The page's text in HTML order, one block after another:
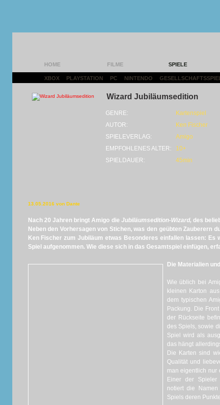
HOME FILME SPIELE
XBOX PLAYSTATION PC NINTENDO
Wizard Jubiläumsedition
GENRE:
Kartenspiel
AUTOR:
Ken Fischer
SPIELEVERLAG:
Amigo
EMPFOHLENES ALTER:
10+
SPIELDAUER:
45min
13.05.2016 von Dante
Nach 20 Jahren bringt Amigo die Jubiläumsedition-Wizard, des
Neben den Vorhersagen von Stichen, was den geübten Zauberern
Ken Fischer zum Jubiläum etwas Besonderes einfallen lassen: Es
Spiel aufgenommen. Wie diese sich in das Gesamtspiel einfügen,
Die Materialien
Wie üblich bei
kleinen Karton
dem typischen
Packung. Die
der Rückseite
des Spiels, sowie
Spiel wird als
das hängt
Die Karten sind
Qualität und
man eigentlich nur
Einer der
notiert die
Spiels deren